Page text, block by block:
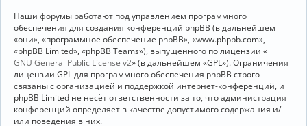
Наши форумы работают под управлением программного
обеспечения для создания конференций phpBB (в дальнейшем
«они», «программное обеспечение phpBB», «www.phpbb.com»,
«phpBB Limited», «phpBB Teams»), выпущенного по лицензии «
GNU General Public License v2» (в дальнейшем «GPL»). Ограничения
лицензии GPL для программного обеспечения phpBB строго
связаны с организацией и поддержкой интернет-конференций, и
phpBB Limited не несёт ответственности за то, что администрация
конференций определяет в качестве допустимого содержания и/
или поведения в них.